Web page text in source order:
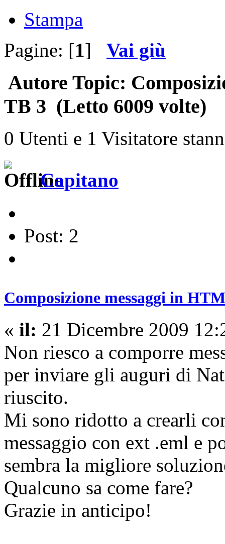
Stampa
Pagine: [1] Vai giù
Autore Topic:
TB 3 (Letto 6009 volte)
0 Utenti e 1 Visitatore
Capitano
Post: 2
Composizione messaggi in
« il: 21 Dicembre 2009
Non riesco a comporre
per inviare gli auguri di
riuscito.
Mi sono ridotto a crearli
messaggio con ext .eml e
sembra la migliore
Qualcuno sa come fare?
Grazie in anticipo!